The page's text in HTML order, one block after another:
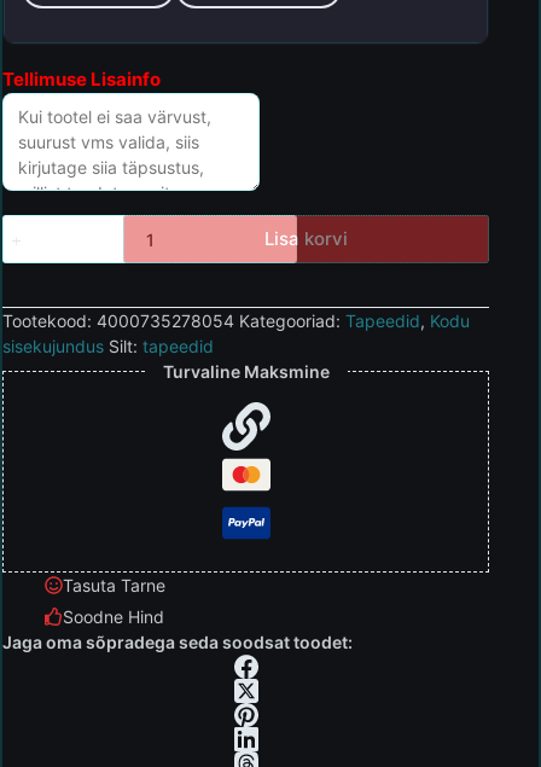
Tellimuse Lisainfo
Lisa korvi
Tootekood: 4000735278054 Kategooriad: Tapeedid, Kodu
sisekujundus Silt: tapeedid
Turvaline Maksmine
Tasuta Tarne
Soodne Hind
Jaga oma sõpradega seda soodsat toodet: